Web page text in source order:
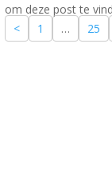
om deze post te
<
1 … 25